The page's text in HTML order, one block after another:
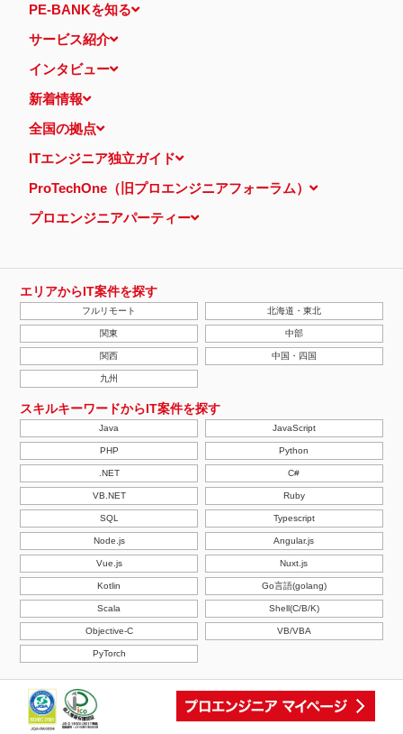
PE-BANKを知る
サービス紹介
インタビュー
新着情報
全国の拠点
ITエンジニア独立ガイド
ProTechOne（旧プロエンジニアフォーラム）
プロエンジニアパーティー
エリアからIT案件を探す
フルリモート 北海道・東北
関東 中部
関西 中国・四国
九州
スキルキーワードからIT案件を探す
Java JavaScript
PHP Python
.NET C#
VB.NET Ruby
SQL Typescript
Node.js Angular.js
Vue.js Nuxt.js
Kotlin Go言語(golang)
Scala Shell(C/B/K)
Objective-C VB/VBA
PyTorch